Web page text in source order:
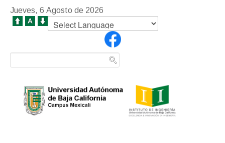
Jueves, 6 Agosto de 2026